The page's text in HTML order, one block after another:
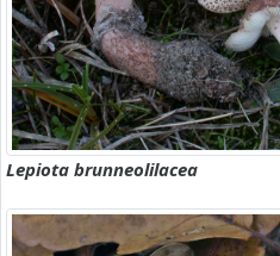
Lepiota brunneolilacea